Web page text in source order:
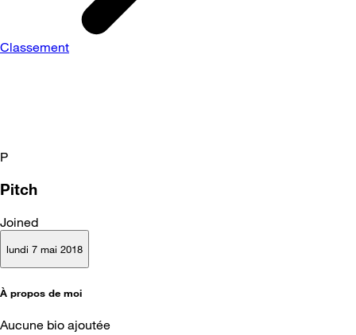
Classement
P
Pitch
Joined
lundi 7 mai 2018
À propos de moi
Aucune bio ajoutée